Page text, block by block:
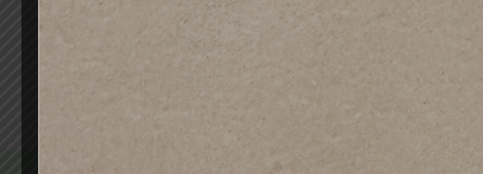
Añadir al carrito